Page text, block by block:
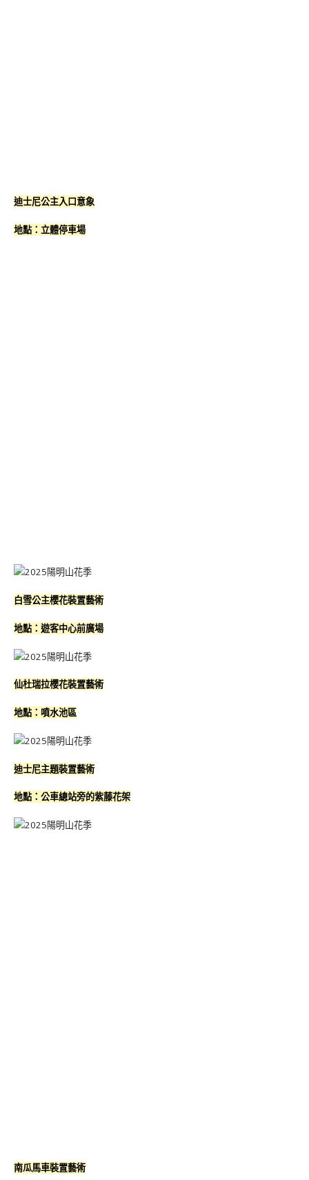
迪士尼公主入口意象
地點：立體停車場
白雪公主櫻花裝置藝術
地點：遊客中心前廣場
仙杜瑞拉櫻花裝置藝術
地點：噴水池區
迪士尼主題裝置藝術
地點：公車總站旁的紫藤花架
南瓜馬車裝置藝術